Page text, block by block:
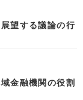
望する議論の行
金融機関の役割